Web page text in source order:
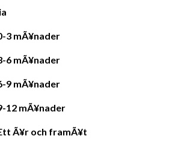
3 mÃ¥nader
6 mÃ¥nader
9 mÃ¥nader
12 mÃ¥nader
Ã¥r och framÃ¥t